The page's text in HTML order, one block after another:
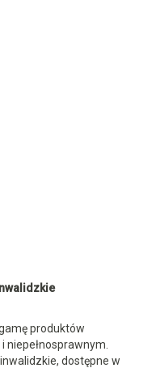
produktów
niepełnosprawnym.
dostępne w